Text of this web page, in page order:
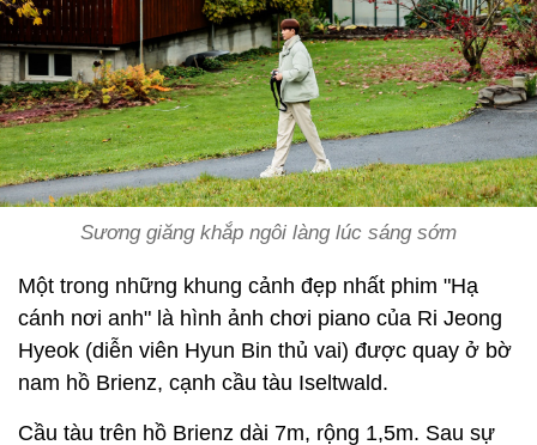
Sương giăng khắp ngôi làng lúc sáng sớm
Một trong những khung cảnh đẹp nhất phim "Hạ
cánh nơi anh" là hình ảnh chơi piano của Ri Jeong
Hyeok (diễn viên Hyun Bin thủ vai) được quay ở bờ
nam hồ Brienz, cạnh cầu tàu Iseltwald.
Cầu tàu trên hồ Brienz dài 7m, rộng 1,5m. Sau sự